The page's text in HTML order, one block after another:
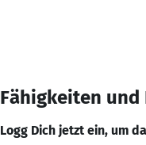
Fähigkeiten
Logg Dich jetzt ein, um